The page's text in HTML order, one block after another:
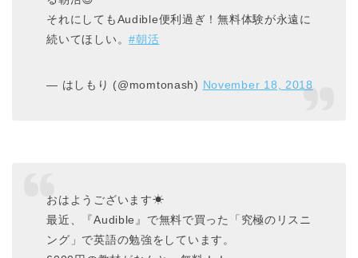
それにしてもAudible便利過ぎ！無料体験が永遠に
続いてほしい。#朝活
— はしもり (@momtonash) November 18, 2018
おはようございます☀
最近、『Audible』で無料で買った「究極のリスニ
ング」で英語の勉強をしています。